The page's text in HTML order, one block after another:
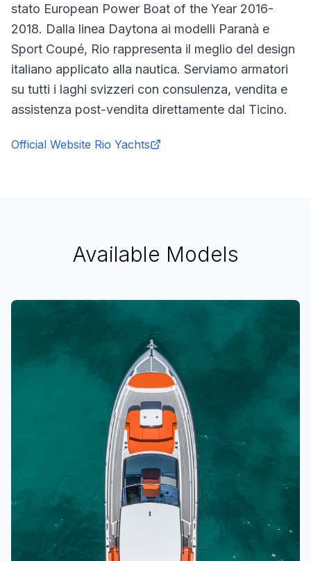
stato European Power Boat of the Year 2016-
2018. Dalla linea Daytona ai modelli Paranà e
Sport Coupé, Rio rappresenta il meglio del design
italiano applicato alla nautica. Serviamo armatori
su tutti i laghi svizzeri con consulenza, vendita e
assistenza post-vendita direttamente dal Ticino.
Official Website Rio Yachts
Available Models